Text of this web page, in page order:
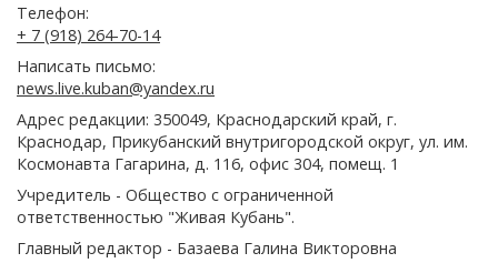
Телефон:
+ 7 (918) 264-70-14
Написать письмо:
news.live.kuban@yandex.ru
Адрес редакции: 350049, Краснодарский край, г.
Краснодар, Прикубанский внутригородской округ, ул. им.
Космонавта Гагарина, д. 116, офис 304, помещ. 1
Учредитель - Общество с ограниченной
ответственностью "Живая Кубань".
Главный редактор - Базаева Галина Викторовна